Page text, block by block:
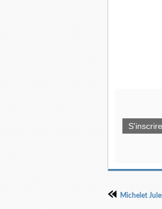
Michelet